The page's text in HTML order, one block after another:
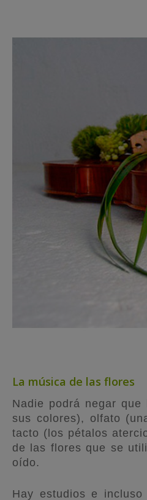
Pulsa enter para
La música de las flores
Nadie podrá negar
sus colores), olfato
tacto (los pétalos
de las flores que se
oído.
Hay estudios e